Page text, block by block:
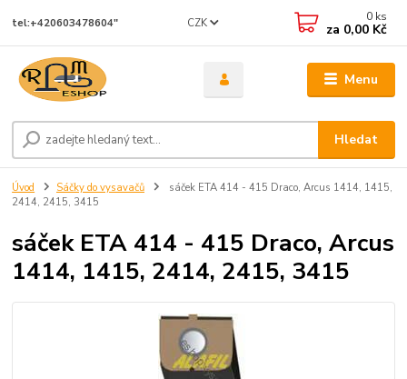
Menu
CZK
Hledat
tel:+420603478604" 0 ks
za 0,00 Kč
Úvod Sáčky do vysavačů
sáček ETA 414 - 415 Draco, Arcus 1414, 1415,
2414, 2415, 3415
sáček ETA 414 - 415 Draco, Arcus
1414, 1415, 2414, 2415, 3415